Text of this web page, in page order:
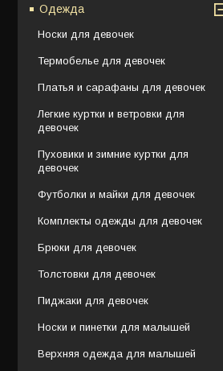
Одежда
Носки для девочек
Термобелье для девочек
Платья и сарафаны для девочек
Легкие куртки и ветровки для
девочек
Пуховики и зимние куртки для
девочек
Футболки и майки для девочек
Комплекты одежды для девочек
Брюки для девочек
Толстовки для девочек
Пиджаки для девочек
Носки и пинетки для малышей
Верхняя одежда для малышей